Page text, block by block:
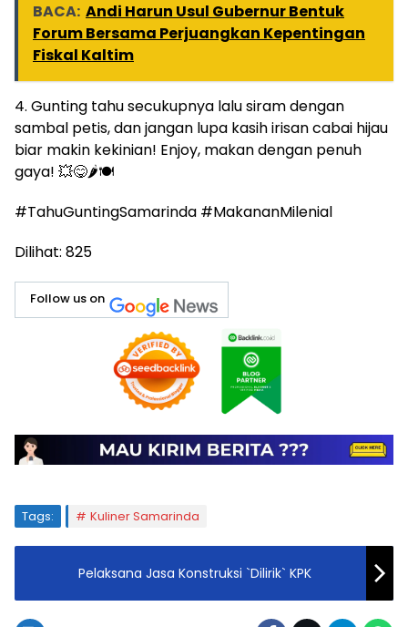
BACA: Andi Harun Usul Gubernur Bentuk
Forum Bersama Perjuangkan Kepentingan
Fiskal Kaltim
4. Gunting tahu secukupnya lalu siram dengan
sambal petis, dan jangan lupa kasih irisan cabai hijau
biar makin kekinian! Enjoy, makan dengan penuh
gaya! 💥😋🌶️🍽️
#TahuGuntingSamarinda #MakananMilenial
Dilihat: 825
Follow us on
Tags: Kuliner Samarinda
Pelaksana Jasa Konstruksi `Dilirik` KPK